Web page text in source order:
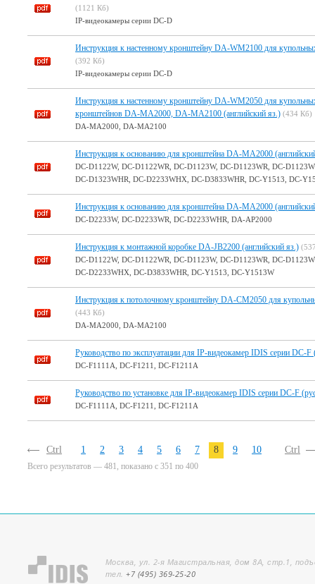
(1121 Кб)
IP-видеокамеры серии DC-D
Инструкция к настенному кронштейну DA-WM2100 для
(392 Кб)
IP-видеокамеры серии DC-D
Инструкция к настенному кронштейну DA-WM2050 для
кронштейнов DA-MA2000, DA-MA2100 (английский яз.) (434 Кб)
DA-MA2000, DA-MA2100
Инструкция к основанию для кронштейна DA-MA2000
DC-D1122W, DC-D1122WR, DC-D1123W, DC-D1123WR, DC-
DC-D1323WHR, DC-D2233WHX, DC-D3833WHR, DC-Y1513, DC-
Инструкция к основанию для кронштейна DA-MA2000
DC-D2233W, DC-D2233WR, DC-D2233WHR, DA-AP2000
Инструкция к монтажной коробке DA-JB2200 (английский яз.)
DC-D1122W, DC-D1122WR, DC-D1123W, DC-D1123WR, DC-
DC-D2233WHX, DC-D3833WHR, DC-Y1513, DC-Y1513W
Инструкция к потолочному кронштейну DA-CM2050 для
(443 Кб)
DA-MA2000, DA-MA2100
Руководство по эксплуатации для IP-видеокамер IDIS серии DC-F
DC-F1111A, DC-F1211, DC-F1211A
Руководство по установке для IP-видеокамер IDIS серии DC-F
DC-F1111A, DC-F1211, DC-F1211A
Ctrl 1 2 3 4 5 6 7 8 9 10 Ctrl
Всего результатов — 481, показано с 351 по 400
Москва, ул. 2-я Магистральная, дом 8А, стр.1,
тел.+7 (495) 369-25-20